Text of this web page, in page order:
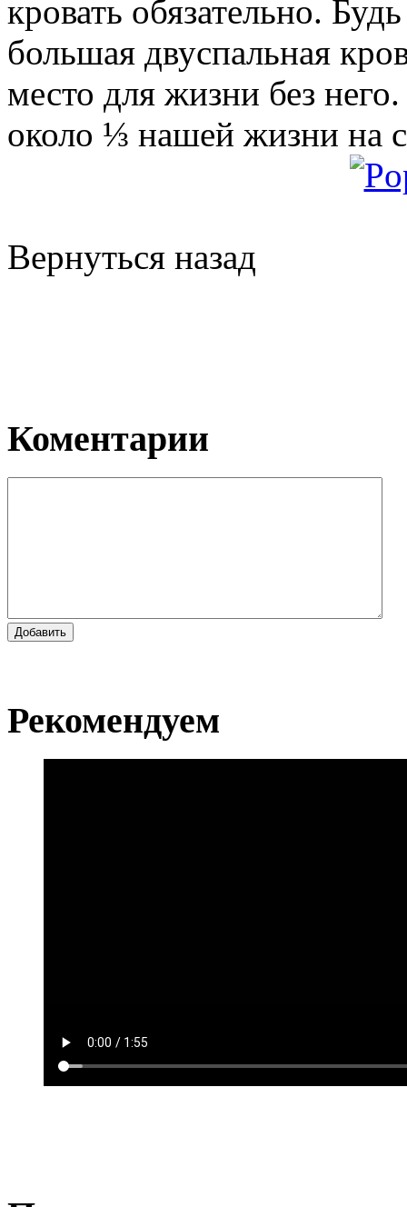
кровать обязательно.
большая двуспальная
место для жизни без
около ⅓ нашей жизни на
Вернуться назад
Коментарии
Добавить
Рекомендуем